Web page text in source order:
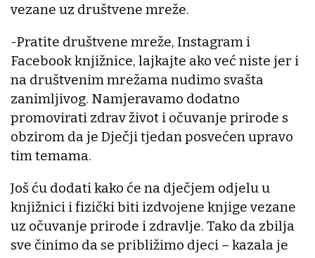
vezane uz društvene mreže.
-Pratite društvene mreže, Instagram i
Facebook knjižnice, lajkajte ako već niste jer i
na društvenim mrežama nudimo svašta
zanimljivog. Namjeravamo dodatno
promovirati zdrav život i očuvanje prirode s
obzirom da je Dječji tjedan posvećen upravo
tim temama.
Još ću dodati kako će na dječjem odjelu u
knjižnici i fizički biti izdvojene knjige vezane
uz očuvanje prirode i zdravlje. Tako da zbilja
sve činimo da se približimo djeci – kazala je